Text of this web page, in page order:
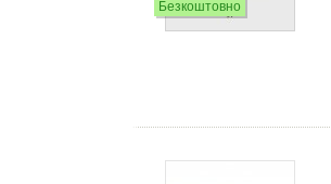
Безкоштовно